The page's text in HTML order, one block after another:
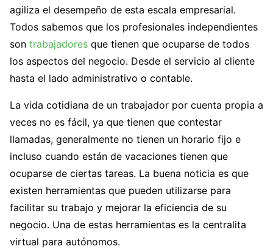
agiliza el desempeño de esta escala empresarial.
Todos sabemos que los profesionales independientes
son trabajadores que tienen que ocuparse de todos
los aspectos del negocio. Desde el servicio al cliente
hasta el lado administrativo o contable.
La vida cotidiana de un trabajador por cuenta propia a
veces no es fácil, ya que tienen que contestar
llamadas, generalmente no tienen un horario fijo e
incluso cuando están de vacaciones tienen que
ocuparse de ciertas tareas. La buena noticia es que
existen herramientas que pueden utilizarse para
facilitar su trabajo y mejorar la eficiencia de su
negocio. Una de estas herramientas es la centralita
virtual para autónomos.